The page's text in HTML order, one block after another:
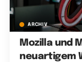
ARCHIV
Mozilla und
neuartigem